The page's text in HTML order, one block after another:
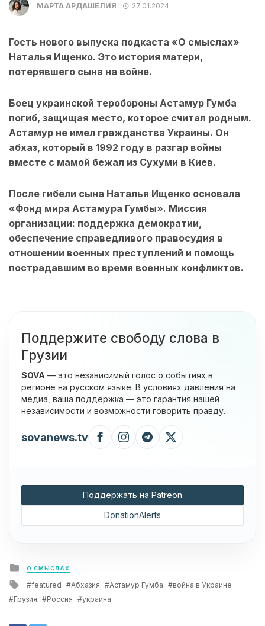
МАРТА АРДАШЕЛИЯ 27.01.2024
Гость нового выпуска подкаста «О смыслах»
Наталья Ищенко. Это история матери,
потерявшего сына на войне.
Боец украинской теробороны Астамур Гумба
погиб, защищая место, которое считал родным.
Астамур не имел гражданства Украины. Он
абхаз, который в 1992 году в разгар войны
вместе с мамой бежал из Сухуми в Киев.
После гибели сына Наталья Ищенко основала
«Фонд мира Астамура Гумбы». Миссия
организации: поддержка демократии,
обеспечение справедливого правосудия в
отношении военных преступлений и помощь
пострадавшим во время военных конфликтов.
Поддержите свободу слова в
Грузии
SOVA — это независимый голос о событиях в
регионе на русском языке. В условиях давления на
медиа, ваша поддержка — это гарантия нашей
независимости и возможности говорить правду.
sovanews.tv
Поддержать на Patreon
DonationAlerts
Posted
in
О СМЫСЛАХ
Tagged
featured Абхазия Астамур Гумба
война в Украине
Грузия
Россия украина